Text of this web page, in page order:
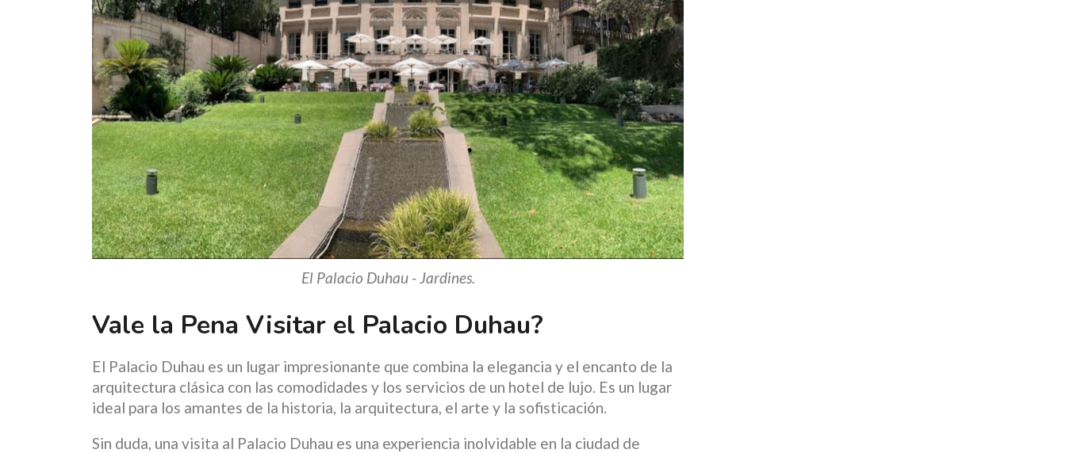
El Palacio Duhau - Jardines.
Vale la Pena Visitar el Palacio Duhau?
El Palacio Duhau es un lugar impresionante que combina la elegancia y el encanto de la
arquitectura clásica con las comodidades y los servicios de un hotel de lujo. Es un lugar
ideal para los amantes de la historia, la arquitectura, el arte y la sofisticación.
Sin duda, una visita al Palacio Duhau es una experiencia inolvidable en la ciudad de